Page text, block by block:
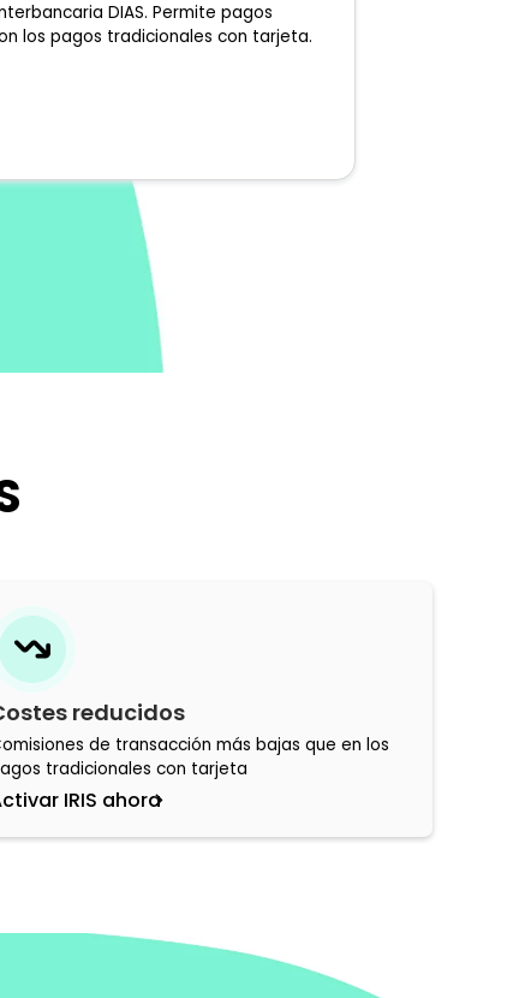
DIAS. Permite pagos
los pagos tradicionales con tarjeta.
reducidos
de transacción más bajas que en los
tradicionales con tarjeta
IRIS ahora